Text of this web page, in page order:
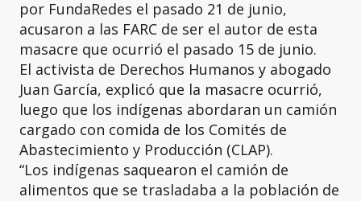
por FundaRedes el pasado 21 de junio,
acusaron a las FARC de ser el autor de esta
masacre que ocurrió el pasado 15 de junio.
El activista de Derechos Humanos y abogado
Juan García, explicó que la masacre ocurrió,
luego que los indígenas abordaran un camión
cargado con comida de los Comités de
Abastecimiento y Producción (CLAP).
“Los indígenas saquearon el camión de
alimentos que se trasladaba a la población de